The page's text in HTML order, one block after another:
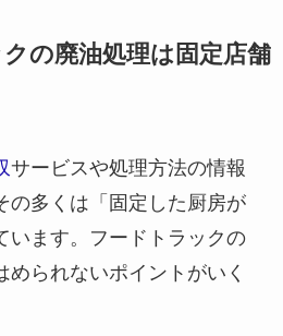
の廃油処理は固定店舗
サービスや処理方法の情報
の多くは「固定した厨房が
います。フードトラックの
られないポイントがいく